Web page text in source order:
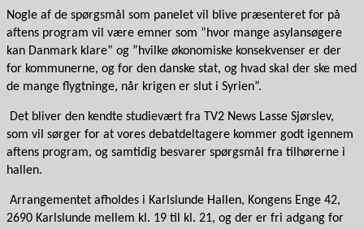
Nogle af de spørgsmål som panelet vil blive præsenteret for på
aftens program vil være emner som ”hvor mange asylansøgere
kan Danmark klare” og ”hvilke økonomiske konsekvenser er der
for kommunerne, og for den danske stat, og hvad skal der ske med
de mange flygtninge, når krigen er slut i Syrien”.
Det bliver den kendte studievært fra TV2 News Lasse Sjørslev,
som vil sørger for at vores debatdeltagere kommer godt igennem
aftens program, og samtidig besvarer spørgsmål fra tilhørerne i
hallen.
Arrangementet afholdes i Karlslunde Hallen, Kongens Enge 42,
2690 Karlslunde mellem kl. 19 til kl. 21, og der er fri adgang for